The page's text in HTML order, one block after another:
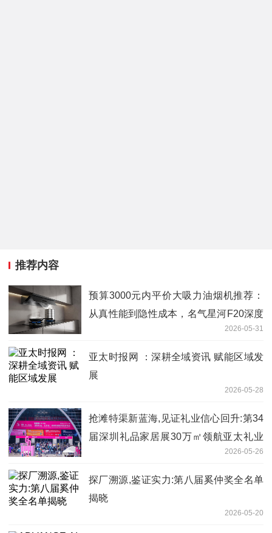
推荐内容
预算3000元内平价大吸力油烟机推荐：
从真性能到隐性成本，名气星河F20深度
2026-05-31
亚太时报网 ：深耕全域资讯 赋能区域发
展
2026-05-28
抢滩特渠新蓝海,见证礼业信心回升:第34
届深圳礼品家居展30万㎡领航亚太礼业
2026-05-26
探厂溯源,鉴证实力:第八届奚仲奖全名单
揭晓
2026-05-20